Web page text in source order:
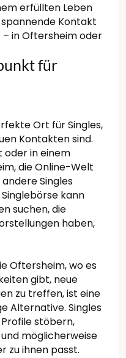
erfüllten Leben
Kontakt
in Oftersheim oder
für
Ort für Singles,
Kontakten sind.
oder in einem
die Online-Welt
Singles
kann
suchen, die
haben,
Oftersheim, wo es
gibt, neue
zu treffen, ist eine
Alternative. Singles
stöbern,
möglicherweise
zu ihnen passt.